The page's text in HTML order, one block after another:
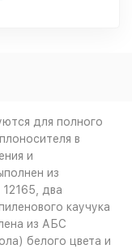
для полного
в
и
из
12165, два
каучука
из АБС
белого цвета и